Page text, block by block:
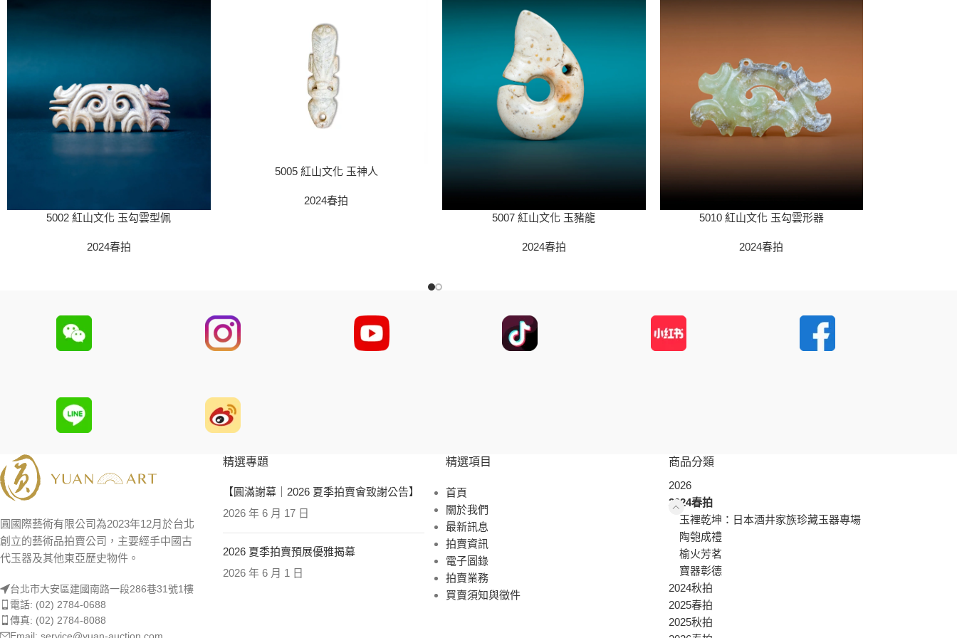
5002 紅山文化 玉勾雲型佩
2024春拍
5005 紅山文化 玉神人
2024春拍
5007 紅山文化 玉豬龍
2024春拍
5010 紅山文化 玉勾雲形器
2024春拍
圓國際藝術有限公司為2023年12月於台北
創立的藝術品拍賣公司，主要經手中國古
代玉器及其他東亞歷史物件。
台北市大安區建國南路一段286巷31號1樓
電話: (02) 2784-0688
傳真: (02) 2784-8088
Email: service@yuan-auction.com
精選專題
【圓滿謝幕｜2026 夏季拍賣會致謝公告】
2026 年 6 月 17 日
2026 夏季拍賣預展優雅揭幕
2026 年 6 月 1 日
精選項目
首頁
關於我們
最新訊息
拍賣資訊
電子圖錄
拍賣業務
買賣須知與徵件
商品分類
2026
2024春拍
玉裡乾坤：日本酒井家族珍藏玉器專場
陶匏成禮
榆火芳茗
寶器彰德
2024秋拍
2025春拍
2025秋拍